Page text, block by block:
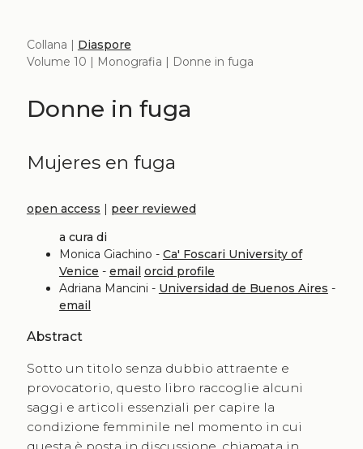
Collana | Diaspore
Volume 10 | Monografia | Donne in fuga
Donne in fuga
Mujeres en fuga
open access | peer reviewed
a cura di
Monica Giachino - Ca' Foscari University of
Venice - email orcid profile
Adriana Mancini - Universidad de Buenos Aires -
email
Abstract
Sotto un titolo senza dubbio attraente e
provocatorio, questo libro raccoglie alcuni
saggi e articoli essenziali per capire la
condizione femminile nel momento in cui